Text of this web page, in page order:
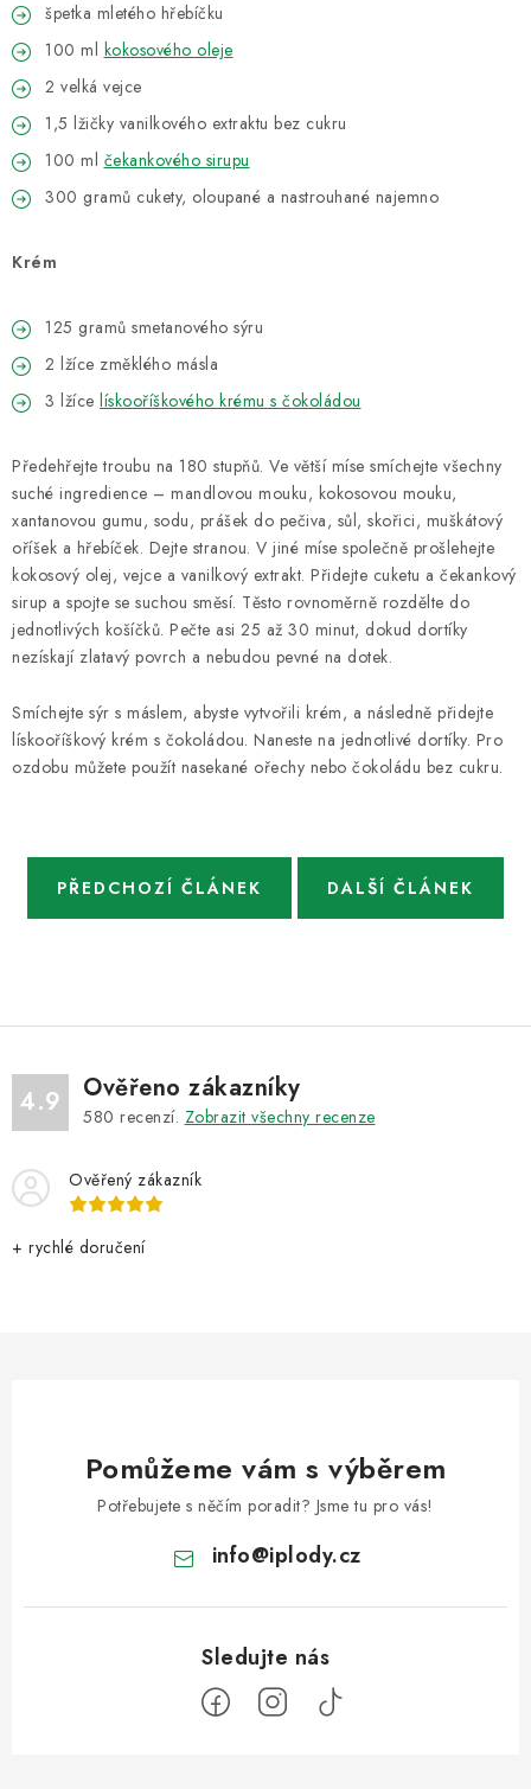
špetka mletého hřebíčku
100 ml kokosového oleje
2 velká vejce
1,5 lžičky vanilkového extraktu bez cukru
100 ml čekankového sirupu
300 gramů cukety, oloupané a nastrouhané najemno
Krém
125 gramů smetanového sýru
2 lžíce změklého másla
3 lžíce lískooříškového krému s čokoládou
Předehřejte troubu na 180 stupňů. Ve větší míse smíchejte všechny
suché ingredience – mandlovou mouku, kokosovou mouku,
xantanovou gumu, sodu, prášek do pečiva, sůl, skořici, muškátový
oříšek a hřebíček. Dejte stranou. V jiné míse společně prošlehejte
kokosový olej, vejce a vanilkový extrakt. Přidejte cuketu a čekankový
sirup a spojte se suchou směsí. Těsto rovnoměrně rozdělte do
jednotlivých košíčků. Pečte asi 25 až 30 minut, dokud dortíky
nezískají zlatavý povrch a nebudou pevné na dotek.
Smíchejte sýr s máslem, abyste vytvořili krém, a následně přidejte
lískooříškový krém s čokoládou. Naneste na jednotlivé dortíky. Pro
ozdobu můžete použít nasekané ořechy nebo čokoládu bez cukru.
PŘEDCHOZÍ ČLÁNEK DALŠÍ ČLÁNEK
4.9 Ověřeno zákazníky
580 recenzí. Zobrazit všechny recenze
Ověřený zákazník
+ rychlé doručení
Pomůžeme vám s výběrem
Potřebujete s něčím poradit? Jsme tu pro vás!
info@iplody.cz